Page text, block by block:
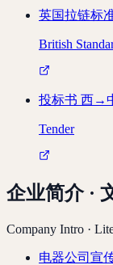
英国拉链标
British
投标书 西→
Tender
企业简介 ·
Company Intro ·
电器公司宣